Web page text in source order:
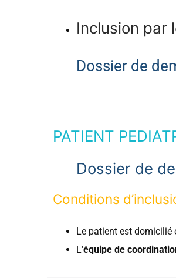
Inclusion par
Dossier de
PATIENT
Dossier de
Conditions
Le patient est domicilié
L’équipe de